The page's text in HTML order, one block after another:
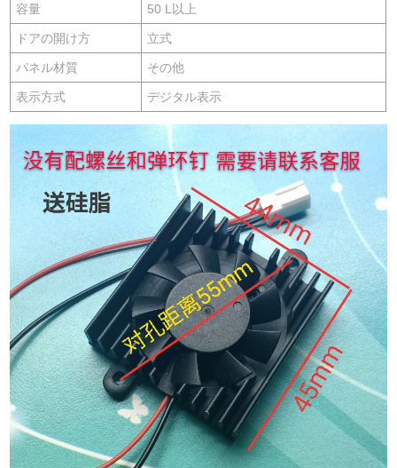
容量 50 L以上
ドアの開け方 立式
パネル材質 その他
表示方式 デジタル表示